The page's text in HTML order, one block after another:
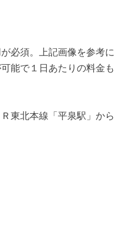
必須。上記画像を参考に
能で１日あたりの料金も
東北本線「平泉駅」から